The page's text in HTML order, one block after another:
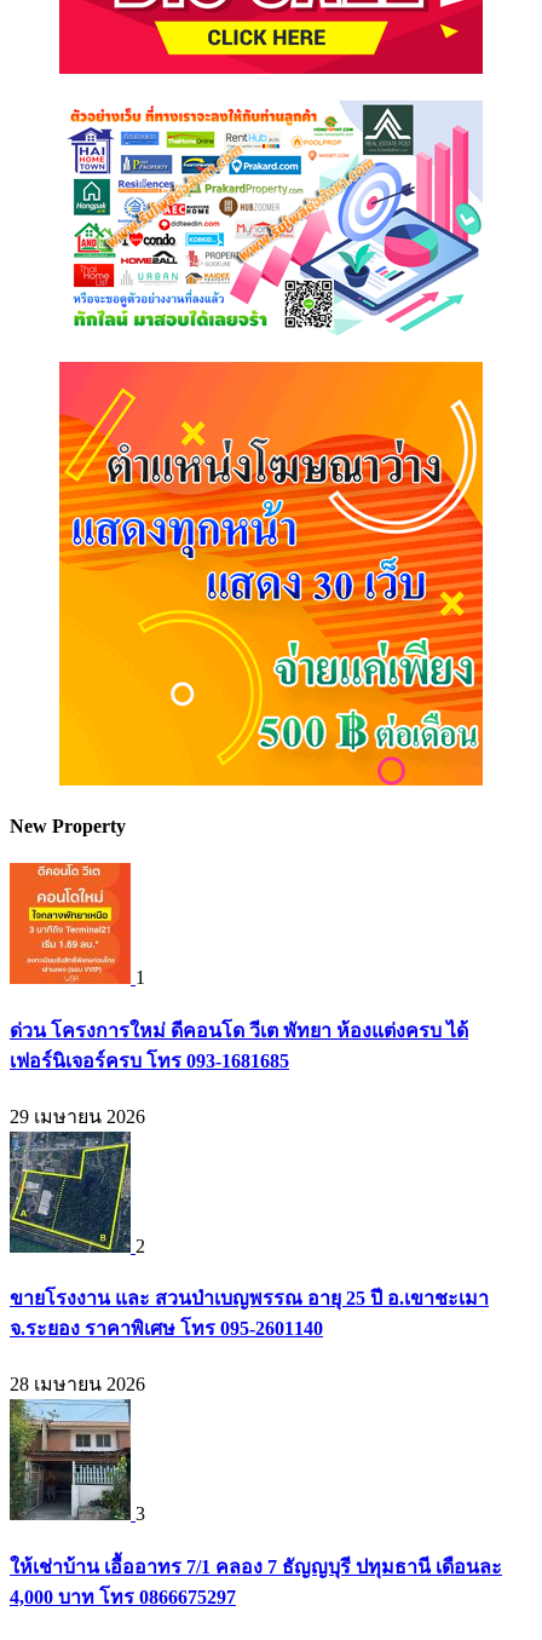
New Property
1
ด่วน โครงการใหม่ ดีคอนโด วีเต พัทยา ห้องแต่งครบ ได้
เฟอร์นิเจอร์ครบ โทร 093-1681685
29 เมษายน 2026
2
ขายโรงงาน และ สวนป่าเบญพรรณ อายุ 25 ปี อ.เขาชะเมา
จ.ระยอง ราคาพิเศษ โทร 095-2601140
28 เมษายน 2026
3
ให้เช่าบ้าน เอื้ออาทร 7/1 คลอง 7 ธัญญบุรี ปทุมธานี เดือนละ
4,000 บาท โทร 0866675297